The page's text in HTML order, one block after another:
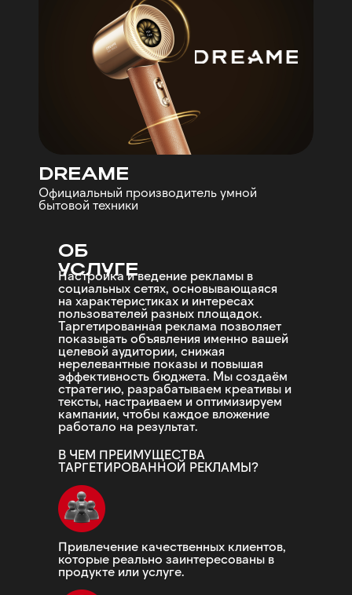
DREAME
Официальный производитель умной
бытовой техники
ОБ
УСЛУГЕ
Настройка и ведение рекламы в
социальных сетях, основывающаяся
на характеристиках и интересах
пользователей разных площадок.
Таргетированная реклама позволяет
показывать объявления именно вашей
целевой аудитории, снижая
нерелевантные показы и повышая
эффективность бюджета. Мы создаём
стратегию, разрабатываем креативы и
тексты, настраиваем и оптимизируем
кампании, чтобы каждое вложение
работало на результат.
В ЧЕМ ПРЕИМУЩЕСТВА
ТАРГЕТИРОВАННОЙ РЕКЛАМЫ?
Привлечение качественных клиентов,
которые реально заинтересованы в
продукте или услуге.